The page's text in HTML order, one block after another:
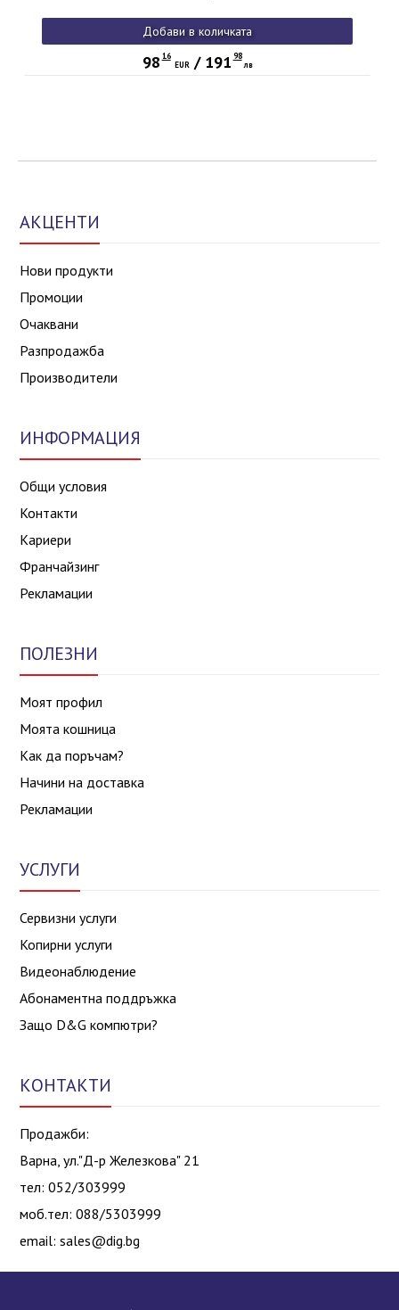
Добави в количката
98 16
EUR/ 191 98
лв
АКЦЕНТИ
Нови продукти
Промоции
Очаквани
Разпродажба
Производители
ИНФОРМАЦИЯ
Общи условия
Контакти
Кариери
Франчайзинг
Рекламации
ПОЛЕЗНИ
Моят профил
Моята кошница
Как да поръчам?
Начини на доставка
Рекламации
УСЛУГИ
Сервизни услуги
Копирни услуги
Видеонаблюдение
Абонаментна поддръжка
Защо D&G компютри?
КОНТАКТИ
Продажби:
Варна, ул."Д-р Железкова" 21
тел: 052/303999
моб.тел: 088/5303999
email:sales@dig.bg